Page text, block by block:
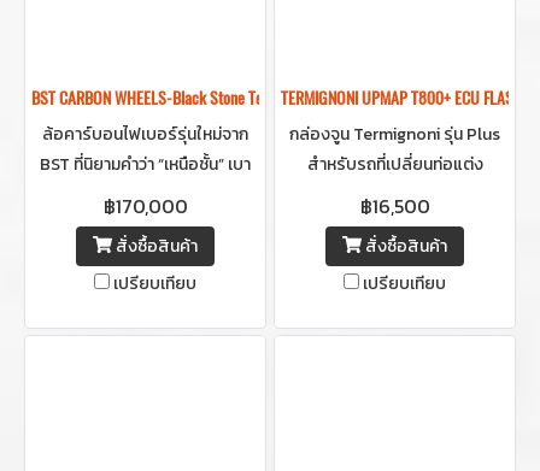
BST CARBON WHEELS-Black Stone Tek "STAR TEK"
ล้อคาร์บอนไฟเบอร์รุ่นใหม่จาก
BST ที่นิยามคำว่า “เหนือชั้น” เบา
ปลอดภัย มาตรฐาน TÜV ให้ความ
ทนทานและความสวยงาม น้ำหนัก
เบาแต่แข็งแรง มีให้เลือกหลายสี
ดำ ทอง แดง เงิน ขาว น้ำเงิน ม่วง
฿170,000
สั่งซื้อสินค้า
เปรียบเทียบ
TERMIGNONI UPMAP T800+ ECU FLASH
กล่องจูน Termignoni รุ่น Plus
สำหรับรถที่เปลี่ยนท่อแต่ง
สามารถติดตั้งและเชื่อมต่อผ่าน
มือถือด้วย Bluetooth ได้เลย
เพื่อปรับจูนระบบการทำงานของ
รถให้สมบูรณ์ เพิ้มความแรง
฿16,500
สั่งซื้อสินค้า
เปรียบเทียบ